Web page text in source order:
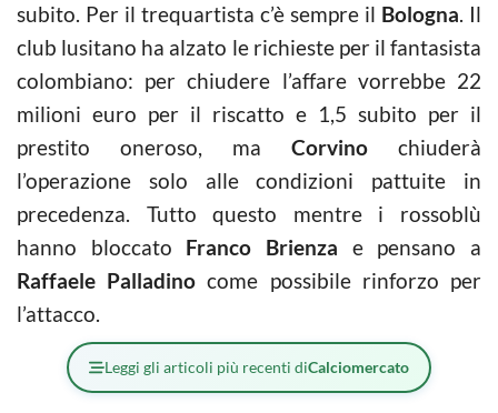
subito. Per il trequartista c’è sempre il Bologna. Il
club lusitano ha alzato le richieste per il fantasista
colombiano: per chiudere l’affare vorrebbe 22
milioni euro per il riscatto e 1,5 subito per il
prestito oneroso, ma Corvino chiuderà
l’operazione solo alle condizioni pattuite in
precedenza. Tutto questo mentre i rossoblù
hanno bloccato Franco Brienza e pensano a
Raffaele Palladino come possibile rinforzo per
l’attacco.
Leggi gli articoli più recenti diCalciomercato